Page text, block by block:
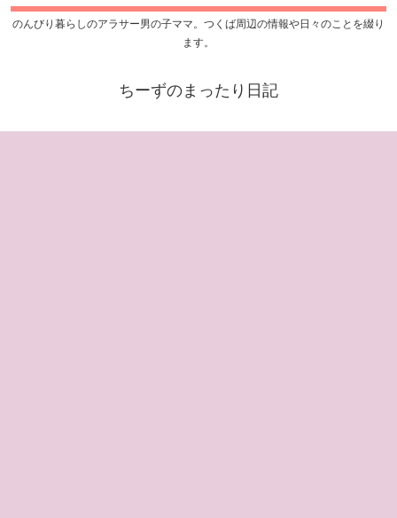
のんびり暮らしのアラサー男の子ママ。つくば周辺の情報や日々のことを綴り
ます。
ちーずのまったり日記